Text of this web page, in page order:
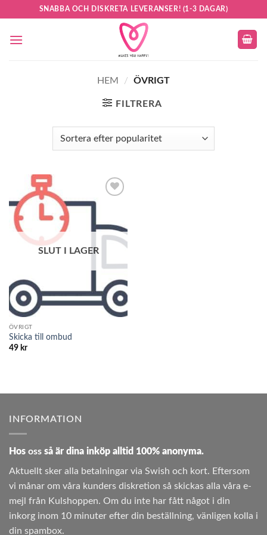
to
content
SNABBA OCH DISKRETA LEVERANSER! (1-3 DAGAR)
HEM / ÖVRIGT
FILTRERA
SLUT I LAGER
ÖVRIGT
Skicka till ombud
49 kr
INFORMATION
Hos oss så är dina inköp alltid 100% anonyma.
Aktuellt sker alla betalningar via Swish och kort. Eftersom
vi månar om våra kunders diskretion så skickas alla våra e-
mejl från Kulshoppen. Om du inte har fått något i din
inkorg inom 10 minuter efter din beställning, vänligen kolla i
din spambox.